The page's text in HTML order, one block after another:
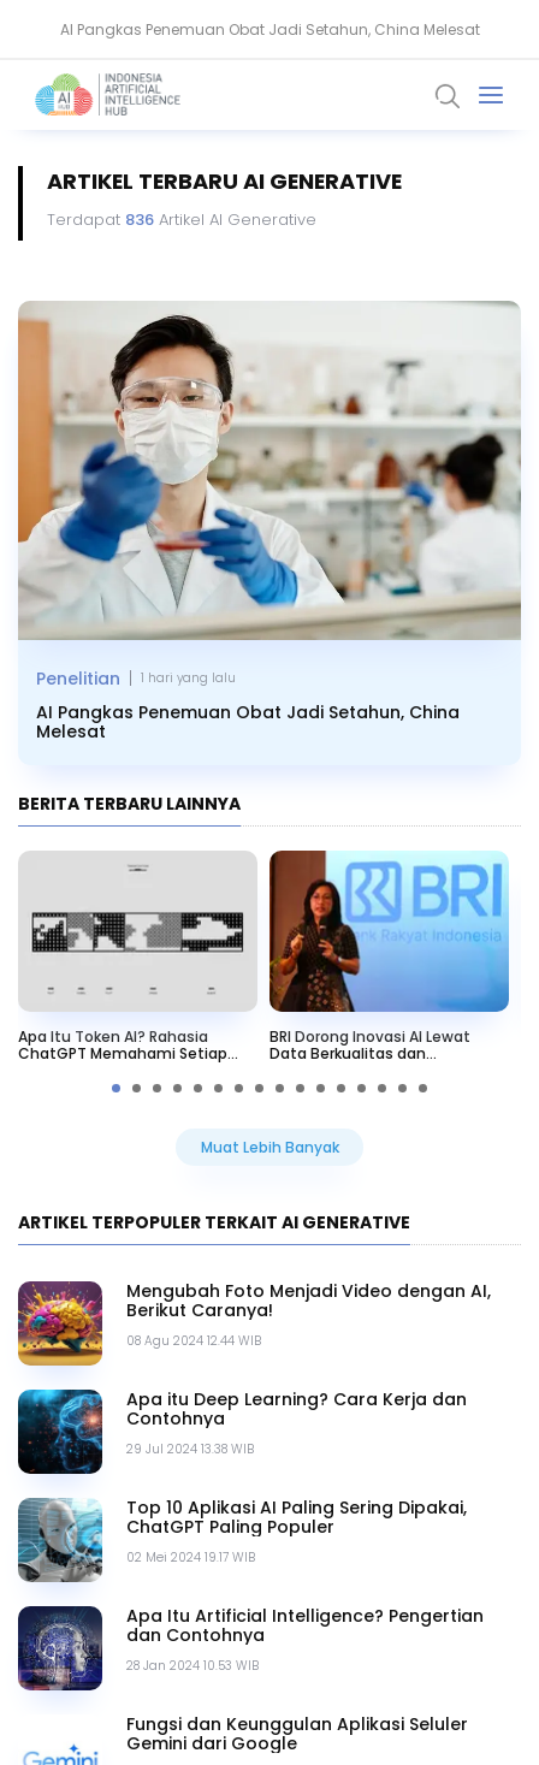
AI Pangkas Penemuan Obat Jadi Setahun, China Melesat
NVIDIA Bentuk Aliansi AI Open Source untuk Perkuat Keamanan Siber
ARTIKEL TERBARU AI GENERATIVE
Terdapat 836Artikel AI Generative
AI Pangkas Penemuan Obat Jadi Setahun, China
Melesat
Penelitian | 1 hari yang lalu
BERITA TERBARU LAINNYA
Apa Itu Token AI? Rahasia
ChatGPT Memahami Setiap
BRI Dorong Inovasi AI Lewat
Data Berkualitas dan
Muat Lebih Banyak
ARTIKEL TERPOPULER TERKAIT AI GENERATIVE
08 Agu 2024 12.44 WIB
Mengubah Foto Menjadi Video dengan AI,
Berikut Caranya!
29 Jul 2024 13.38 WIB
Apa itu Deep Learning? Cara Kerja dan
Contohnya
02 Mei 2024 19.17 WIB
Top 10 Aplikasi AI Paling Sering Dipakai,
ChatGPT Paling Populer
28 Jan 2024 10.53 WIB
Apa Itu Artificial Intelligence? Pengertian
dan Contohnya
Fungsi dan Keunggulan Aplikasi Seluler
Gemini dari Google